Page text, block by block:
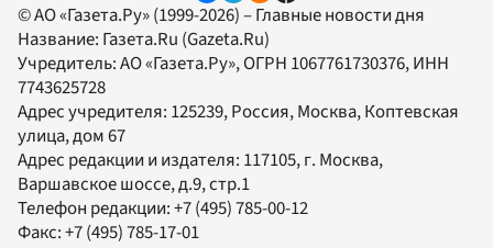
© АО «Газета.Ру» (1999-2026) – Главные новости дня
Название: Газета.Ru (Gazeta.Ru)
Учредитель:АО «Газета.Ру», ОГРН 1067761730376, ИНН
7743625728
Адрес учредителя: 125239, Россия, Москва, Коптевская
улица, дом 67
Адрес редакции и издателя: 117105, г. Москва,
Варшавское шоссе, д.9, стр.1
Телефон редакции:+7 (495) 785-00-12
Факс:+7 (495) 785-17-01